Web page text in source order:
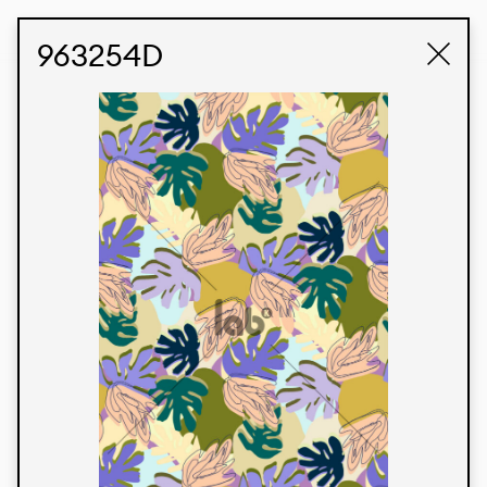
963254D
Produtos
Temos orgulho de expressar nossa identidade
brasileira por meio de nossos tecidos e estampas
personalizadas, trabalhando em colaboração
com nossos clientes e dando vida aos seus
conceitos e criações. Nossa extensa linha de
produtos tem opções para diferentes mercados.
Oferecemos também tecidos ecológicos e
tecnológicos que podem ser acabados em
qualquer cor sólida ou impressão digital.
Cores